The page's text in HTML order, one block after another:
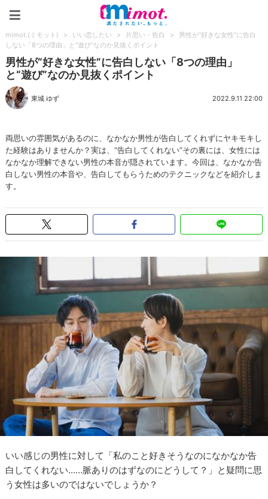
mimot.(ミモット) > いい恋したい > 片思い・告白 >
男性が“好きな女性”に告白
しない「8つの理由」と“遊び”なのか見抜くポイント
男性が“好きな女性”に告白しない「8つの理由」
と“遊び”なのか見抜くポイント
東城 ゆず 2022.9.11 22:00
両思いの雰囲気があるのに、なかなか男性が告白してくれずにヤキモキし
た経験はありませんか？実は、“告白してくれない”その裏には、女性には
なかなか理解できない男性の本音が隠されています。今回は、なかなか告
白しない男性の本音や、告白してもらうためのテクニックなどを紹介しま
す。
いい感じの男性に対して「私のこと好きそうなのになかなか告
白してくれない……脈ありのはずなのにどうして？」と疑問に思
う女性は多いのではないでしょうか？